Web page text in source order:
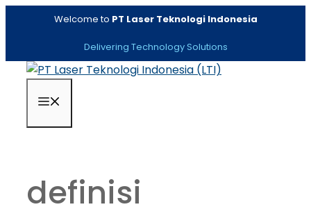
Welcome to PT Laser Teknologi Indonesia
Delivering Technology Solutions
definisi